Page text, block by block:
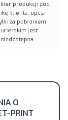
produkcji pod
klienta, opcja
za pobraniem
jest
niedostępna.
O
PRINT